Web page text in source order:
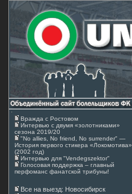
Вражда с Ростовом
Интервью с двумя «золотниками»
сезона 2019/20
"No allies, No friend, No surrender" —
История первого стикера «Локомотива»
(2002 год)
Интервью для "Vendegszektor"
Голосовая поддержка – главный
перфоманс фанатской трибуны!
Все на выезд: Новосибирск